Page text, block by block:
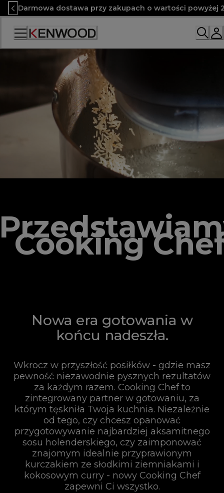
Skip
to
Content
Darmowa dostawa przy zakupach o wartości powyżej
Cooking
Nowa era gotowania w
końcu nadeszła.
Wkrocz w przyszłość posiłków - gdzie masz
pewność niezawodnie pysznych rezultatów
za każdym razem. Cooking Chef to
zintegrowany partner w gotowaniu, za
którym tęskniła Twoja kuchnia. Niezależnie
od tego, czy chcesz opanować
przygotowywanie najbardziej aksamitnego
sosu holenderskiego, czy zaimponować
znajomym idealnie przyprawionym
kurczakiem ze słodkimi ziemniakami i
kokosowym curry - nowy Cooking Chef
zapewni Ci wszystko.